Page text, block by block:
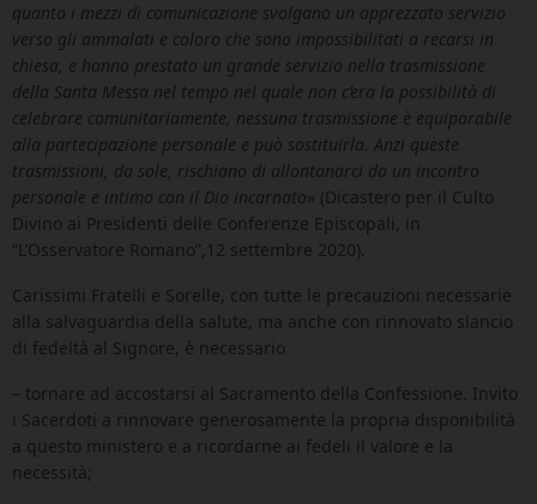
quanto i mezzi di comunicazione svolgano un apprezzato servizio
verso gli ammalati e coloro che sono impossibilitati a recarsi in
chiesa, e hanno prestato un grande servizio nella trasmissione
della Santa Messa nel tempo nel quale non c’era la possibilità di
celebrare comunitariamente, nessuna trasmissione è equiparabile
alla partecipazione personale e può sostituirla. Anzi queste
trasmissioni, da sole, rischiano di allontanarci da un incontro
personale e intimo con il Dio incarnato» (Dicastero per il Culto
Divino ai Presidenti delle Conferenze Episcopali, in
“L’Osservatore Romano”,12 settembre 2020).
Carissimi Fratelli e Sorelle, con tutte le precauzioni necessarie
alla salvaguardia della salute, ma anche con rinnovato slancio
di fedeltà al Signore, è necessario
– tornare ad accostarsi al Sacramento della Confessione. Invito
i Sacerdoti a rinnovare generosamente la propria disponibilità
a questo ministero e a ricordarne ai fedeli il valore e la
necessità;